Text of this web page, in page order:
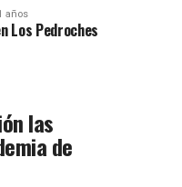
años
Los Pedroches
las
de